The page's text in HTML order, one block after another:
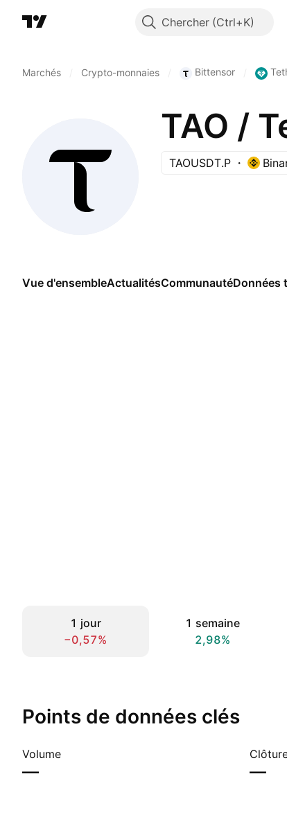
Chercher
Marchés Crypto-monnaies Bittensor
TAO /
TAOUSDT.P
Vue d'ensembleActualitésCommunautéDonnées
1 jour
−0,57%
1 semaine
2,98%
Points de données clés
Volume
— —